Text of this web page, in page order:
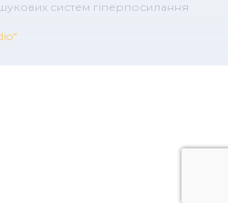
систем гіперпосилання